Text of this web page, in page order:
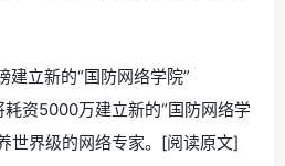
立新的“国防网络学院”
资5000万建立新的“国防网络学
世界级的网络专家。[阅读原文]